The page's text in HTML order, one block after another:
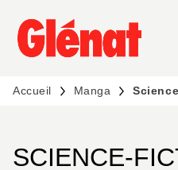
MENU RECHERCHE
PIED DE PAGE
Accueil Manga
SCIENCE-